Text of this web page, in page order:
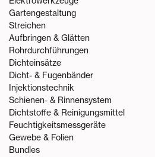
Gartengestaltung
Streichen
Aufbringen & Glätten
Rohrdurchführungen
Dichteinsätze
Dicht- & Fugenbänder
Injektionstechnik
Schienen- & Rinnensystem
Dichtstoffe & Reinigungsmittel
Feuchtigkeitsmessgeräte
Gewebe & Folien
Bundles